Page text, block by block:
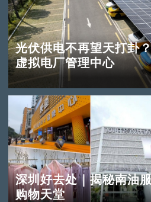
光伏供电不再望天打卦
虚拟电厂管理中心
深圳好去处｜揭秘南油
购物天堂